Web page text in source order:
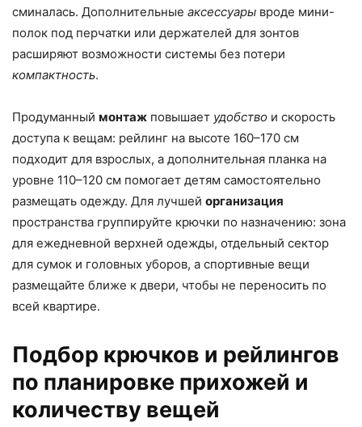
сминалась. Дополнительные аксессуары вроде мини-
полок под перчатки или держателей для зонтов
расширяют возможности системы без потери
компактность.
Продуманный монтаж повышает удобство и скорость
доступа к вещам: рейлинг на высоте 160–170 см
подходит для взрослых, а дополнительная планка на
уровне 110–120 см помогает детям самостоятельно
размещать одежду. Для лучшей организация
пространства группируйте крючки по назначению: зона
для ежедневной верхней одежды, отдельный сектор
для сумок и головных уборов, а спортивные вещи
размещайте ближе к двери, чтобы не переносить по
всей квартире.
Подбор крючков и рейлингов
по планировке прихожей и
количеству вещей